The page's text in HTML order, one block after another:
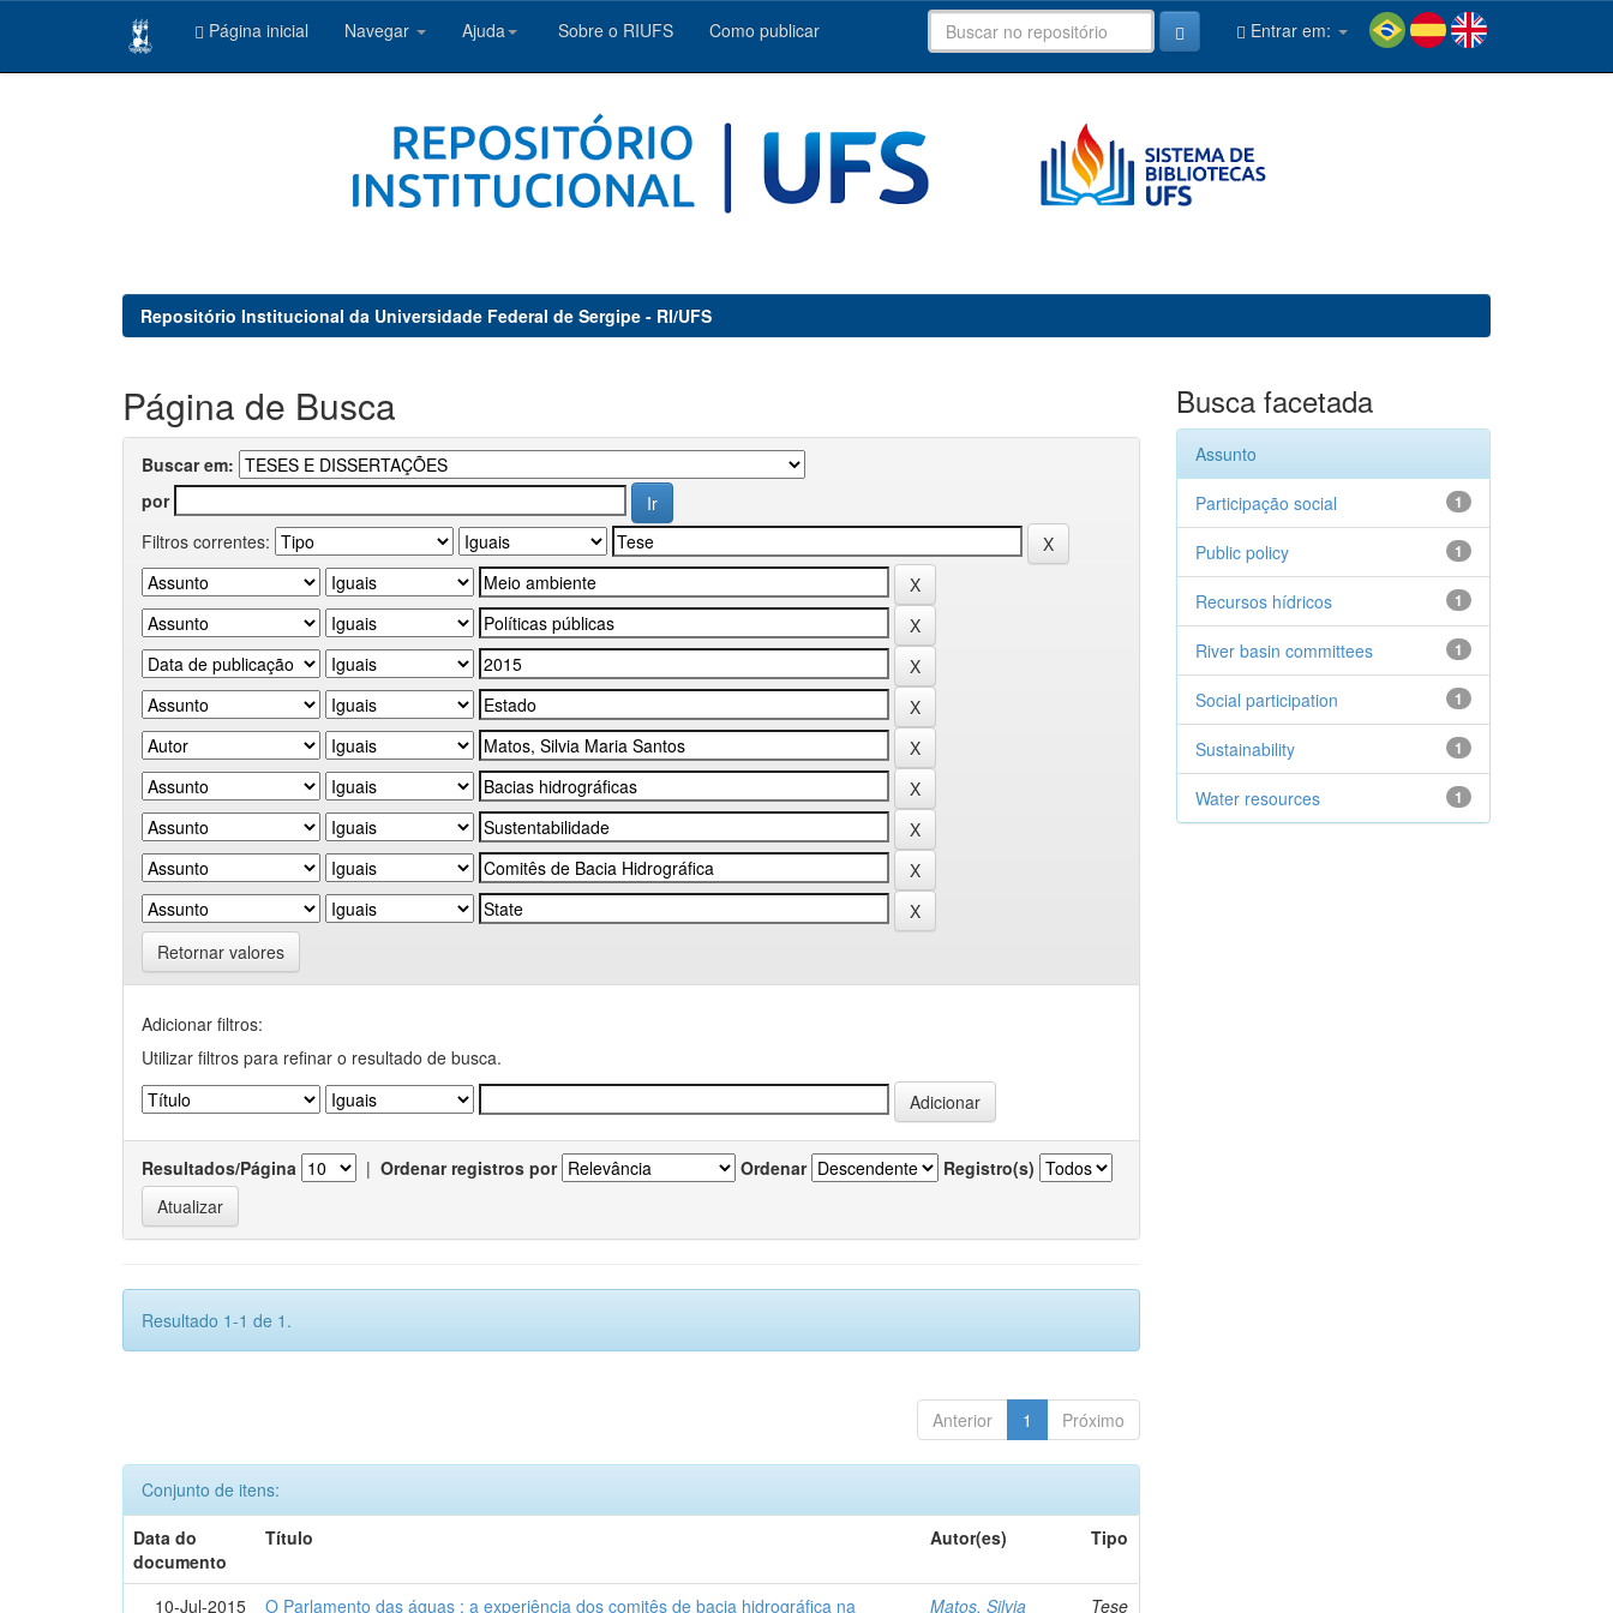
Página inicial Navegar Ajuda Sobre o RIUFS Como publicar Entrar em:
Repositório Institucional da Universidade Federal de Sergipe - RI/UFS
Página de Busca
Buscar em:
por
Filtros correntes:
Retornar valores
Adicionar filtros:
Utilizar filtros para refinar o resultado de busca.
Resultados/Página | Ordenar registros por Ordenar Registro(s)
Resultado 1-1 de 1.
Anterior 1 Próximo
Conjunto de itens:
Data do
documento
Título Autor(es) Tipo
10-Jul-2015 O Parlamento das águas : a experiência dos comitês de bacia hidrográfica na Matos, Silvia Tese
Busca facetada
Assunto
1
Participação social
1
Public policy
1
Recursos hídricos
1
River basin committees
1
Social participation
1
Sustainability
1
Water resources